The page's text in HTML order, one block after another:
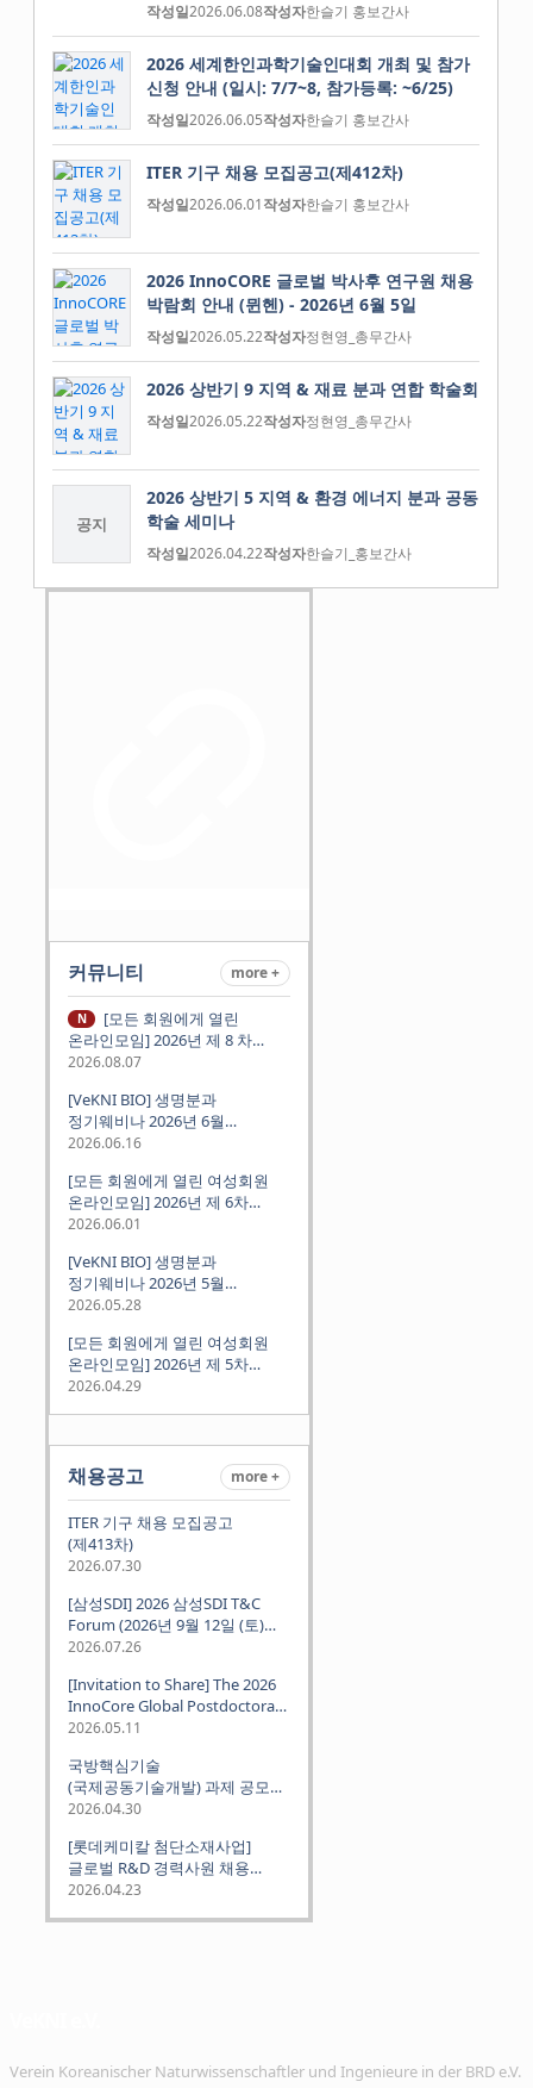
작성일2026.06.08작성자한슬기 홍보간사
2026 세계한인과학기술인대회 개최 및 참가
신청 안내 (일시: 7/7~8, 참가등록: ~6/25)
작성일2026.06.05작성자한슬기 홍보간사
ITER 기구 채용 모집공고(제412차)
작성일2026.06.01작성자한슬기 홍보간사
2026 InnoCORE 글로벌 박사후 연구원 채용
박람회 안내 (뮌헨) - 2026년 6월 5일
작성일2026.05.22작성자정현영_총무간사
2026 상반기 9 지역 & 재료 분과 연합 학술회
작성일2026.05.22작성자정현영_총무간사
공지
2026 상반기 5 지역 & 환경 에너지 분과 공동
학술 세미나
작성일2026.04.22작성자한슬기_홍보간사
커뮤니티 more +
N
온라인모임] 2026년 제 8 차
정기모임 (8월 12일 수요일 저녁
경험담
2026.08.07
[VeKNI BIO] 생명분과
정기웨비나 2026년 6월
(2026.06.18 Thu 9:00PM)
2026.06.16
[모든 회원에게 열린 여성회원
온라인모임] 2026년 제 6차
정기모임 (6월 10일 수요일 저녁
2026.06.01
[VeKNI BIO] 생명분과
정기웨비나 2026년 5월
(2026.05.28 Thu 9:00PM)
2026.05.28
[모든 회원에게 열린 여성회원
온라인모임] 2026년 제 5차
정기모임 (5월 12일 화요일 저녁
2026.04.29
채용공고 more +
ITER 기구 채용 모집공고
(제413차)
2026.07.30
[삼성SDI] 2026 삼성SDI T&C
Forum (2026년 9월 12일 (토)
뮌헨 개최)
2026.07.26
[Invitation to Share] The 2026
InnoCore Global Postdoctoral
Job Fair: Meet Korea's 4 Major
Institutes
2026.05.11
국방핵심기술
(국제공동기술개발) 과제 공모
안내 (~2026.06.26)
2026.04.30
[롯데케미칼 첨단소재사업]
글로벌 R&D 경력사원 채용
(~2026. 5.5)
2026.04.23
Verein Koreanischer Naturwissenschaftler und Ingenieure in der BRD e.V.